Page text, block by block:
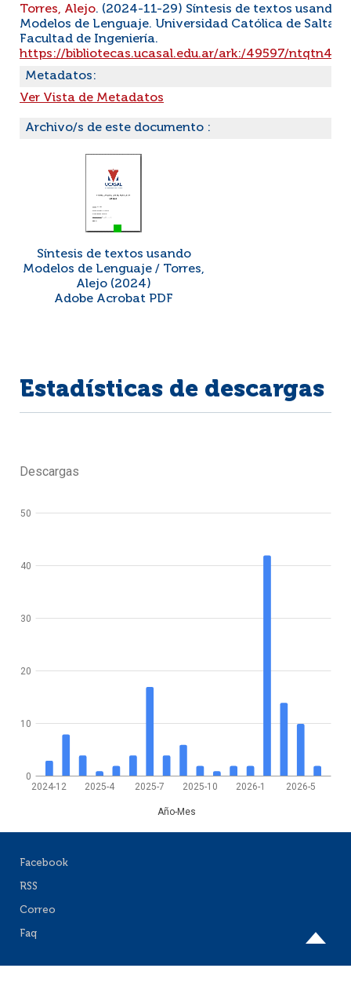
Torres, Alejo. (2024-11-29) Síntesis de textos usando
Modelos de Lenguaje. Universidad Católica de Salta.
Facultad de Ingeniería.
https://bibliotecas.ucasal.edu.ar/ark:/49597/
Metadatos:
Ver Vista de Metadatos
Archivo/s de este documento :
Síntesis de textos usando
Modelos de Lenguaje / Torres,
Alejo (2024)
Adobe Acrobat PDF
Estadísticas de descargas
Descargas
2024-12 2025-4 2025-7 2025-10 2026-1 2026-5
Año-Mes
0
10
20
30
40
50
Facebook
RSS
Correo
Faq